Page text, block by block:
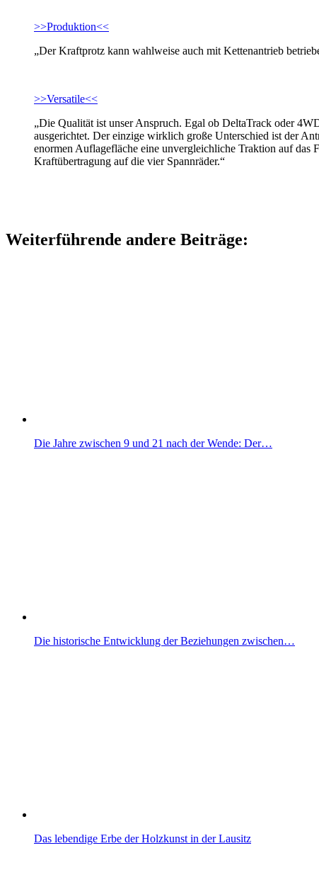
>>Produktion<<
„Der Kraftprotz kann wahlweise auch mit Kettenantrieb
>>Versatile<<
„Die Qualität ist unser Anspruch. Egal ob DeltaTrack oder
ausgerichtet. Der einzige wirklich große Unterschied ist der
enormen Auflagefläche eine unvergleichliche Traktion auf das
Kraftübertragung auf die vier Spannräder.“
Weiterführende andere Beiträge:
Die Jahre zwischen 9 und 21 nach der Wende: Der…
Die historische Entwicklung der Beziehungen zwischen…
Das lebendige Erbe der Holzkunst in der Lausitz